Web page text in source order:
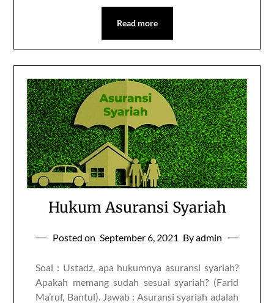
Read more
Hukum Asuransi Syariah
Posted on September 6, 2021 By admin
Soal : Ustadz, apa hukumnya asuransi syariah?
Apakah memang sudah sesuai syariah? (Farid
Ma’ruf, Bantul). Jawab : Asuransi syariah adalah